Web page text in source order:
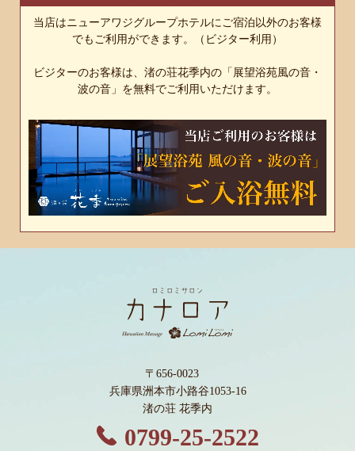
当店はニューアワジグループホテルにご宿泊以外のお客様
でもご利用ができます。（ビジター利用）
ビジターのお客様は、渚の荘花季内の「展望浴苑風の音・
波の音」を無料でご利用いただけます。
〒656-0023
兵庫県洲本市小路谷1053-16
渚の荘 花季内
0799-25-2522